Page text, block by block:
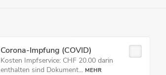
Corona-Impfung (COVID)
Kosten Impfservice: CHF 20.00 darin
enthalten sind Dokument... MEHR